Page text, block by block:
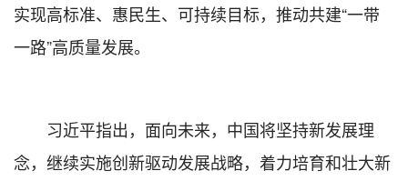
实现高标准、惠民生、可持续目标，推动共建“一带
一路”高质量发展。
习近平指出，面向未来，中国将坚持新发展理
念，继续实施创新驱动发展战略，着力培育和壮大新